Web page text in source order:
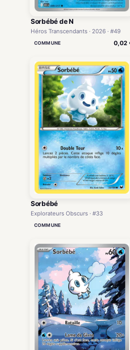
Sorbébé de N
Héros Transcendants · 2026 · #49
COMMUNE 0,02
Sorbébé
Explorateurs Obscurs · #33
COMMUNE